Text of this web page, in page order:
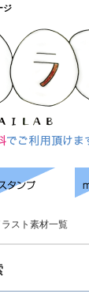
ジ
ラスト素材一覧